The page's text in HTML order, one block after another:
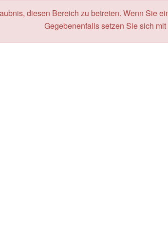
diesen Bereich zu betreten. Wenn Sie
Gegebenenfalls setzen Sie sich